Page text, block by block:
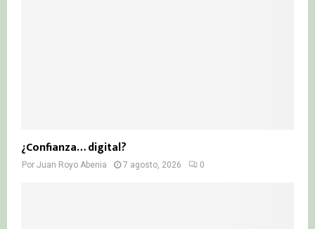
¿Confianza… digital?
Por Juan Royo Abenia 7 agosto, 2026 0